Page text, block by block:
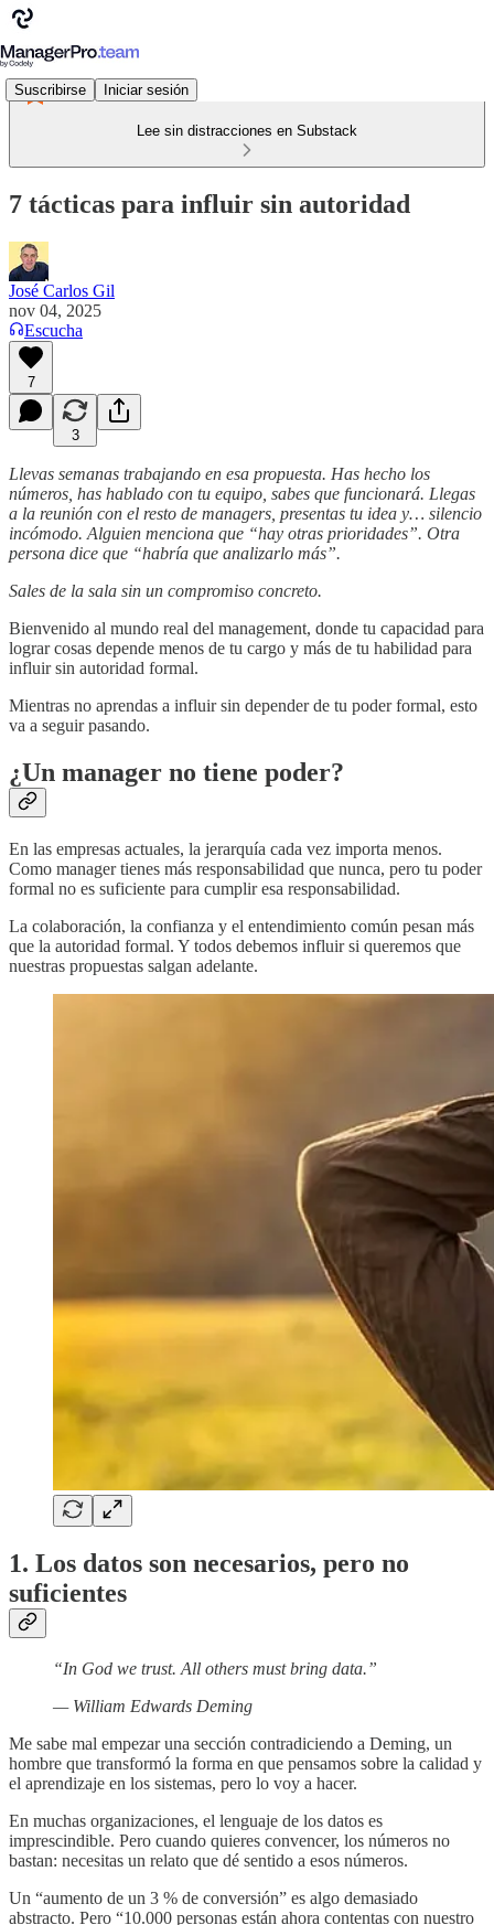
Suscribirse Iniciar sesión
Lee sin distracciones en Substack
7 tácticas para influir sin autoridad
José Carlos Gil
nov 04, 2025
Escucha
7
3
Llevas semanas trabajando en esa propuesta. Has hecho los
números, has hablado con tu equipo, sabes que funcionará. Llegas
a la reunión con el resto de managers, presentas tu idea y… silencio
incómodo. Alguien menciona que “hay otras prioridades”. Otra
persona dice que “habría que analizarlo más”.
Sales de la sala sin un compromiso concreto.
Bienvenido al mundo real del management, donde tu capacidad para
lograr cosas depende menos de tu cargo y más de tu habilidad para
influir sin autoridad formal.
Mientras no aprendas a influir sin depender de tu poder formal, esto
va a seguir pasando.
¿Un manager no tiene poder?
En las empresas actuales, la jerarquía cada vez importa menos.
Como manager tienes más responsabilidad que nunca, pero tu poder
formal no es suficiente para cumplir esa responsabilidad.
La colaboración, la confianza y el entendimiento común pesan más
que la autoridad formal. Y todos debemos influir si queremos que
nuestras propuestas salgan adelante.
1. Los datos son necesarios, pero no
suficientes
“In God we trust. All others must bring data.”
— William Edwards Deming
Me sabe mal empezar una sección contradiciendo a Deming, un
hombre que transformó la forma en que pensamos sobre la calidad y
el aprendizaje en los sistemas, pero lo voy a hacer.
En muchas organizaciones, el lenguaje de los datos es
imprescindible. Pero cuando quieres convencer, los números no
bastan: necesitas un relato que dé sentido a esos números.
Un “aumento de un 3 % de conversión” es algo demasiado
abstracto. Pero “10.000 personas están ahora contentas con nuestro